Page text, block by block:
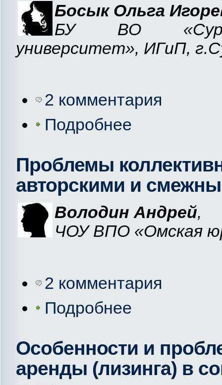
Босык Ольга
БУ ВО
университет», ИГиП,
2 комментария
Подробнее
Проблемы
авторскими и
Володин Андрей,
ЧОУ ВПО «Омская
2 комментария
Подробнее
Особенности и
аренды (лизинга) в